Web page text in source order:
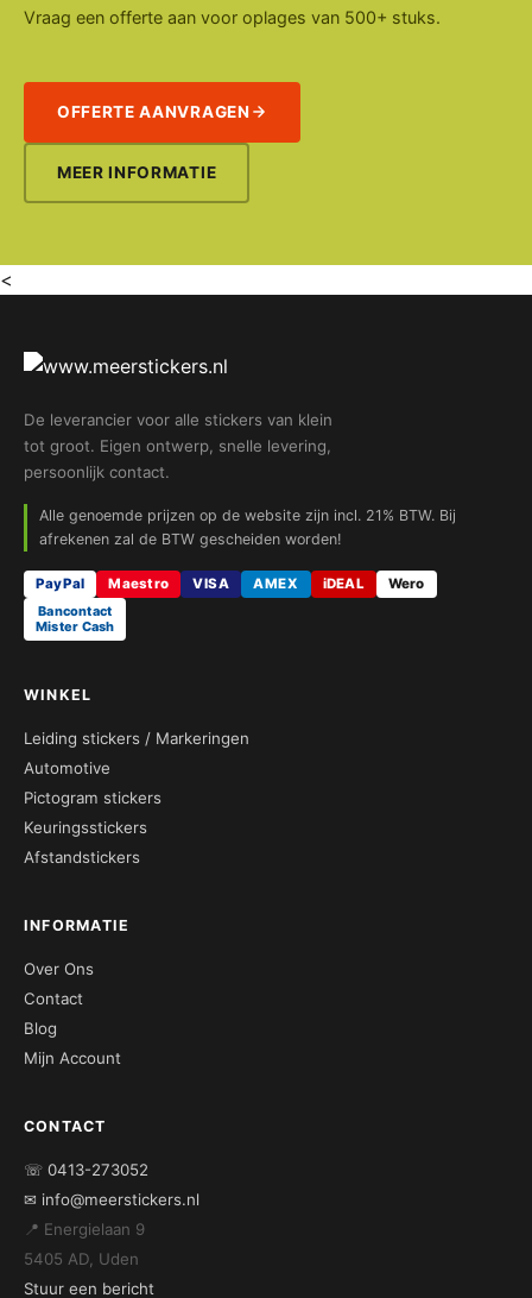
Vraag een offerte aan voor oplages van 500+ stuks.
OFFERTE AANVRAGEN
MEER INFORMATIE
<
De leverancier voor alle stickers van klein
tot groot. Eigen ontwerp, snelle levering,
persoonlijk contact.
Alle genoemde prijzen op de website zijn incl. 21% BTW. Bij
afrekenen zal de BTW gescheiden worden!
PayPal Maestro VISA AMEX iDEAL
Wero
Bancontact
Mister Cash
WINKEL
Leiding stickers / Markeringen
Automotive
Pictogram stickers
Keuringsstickers
Afstandstickers
INFORMATIE
Over Ons
Contact
Blog
Mijn Account
CONTACT
☏ 0413-273052
✉ info@meerstickers.nl
📍 Energielaan 9
5405 AD, Uden
Stuur een bericht